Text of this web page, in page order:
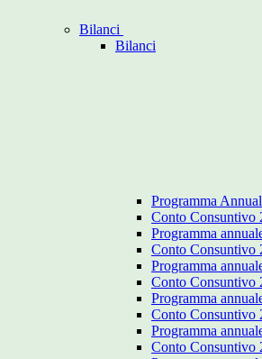
Bilanci
Bilanci
Programma
Conto Consuntivo
Programma
Conto Consuntivo
Programma
Conto Consuntivo
Programma
Conto Consuntivo
Programma
Conto Consuntivo